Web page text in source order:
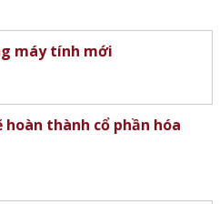
máy tính mới
hoàn thành cổ phần hóa